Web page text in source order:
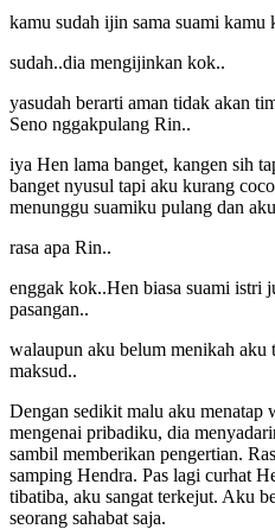
kamu sudah ijin sama suami kamu
sudah..dia mengijinkan kok..
yasudah berarti aman tidak akan
Seno nggakpulang Rin..
iya Hen lama banget, kangen sih
banget nyusul tapi aku kurang
menunggu suamiku pulang dan
rasa apa Rin..
enggak kok..Hen biasa suami istri
pasangan..
walaupun aku belum menikah aku
maksud..
Dengan sedikit malu aku menatap
mengenai pribadiku, dia
sambil memberikan pengertian.
samping Hendra. Pas lagi curhat
tibatiba, aku sangat terkejut. Aku
seorang sahabat saja.